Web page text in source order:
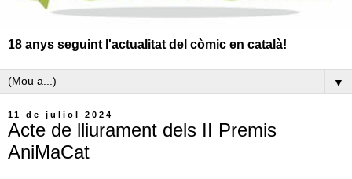
18 anys seguint l'actualitat del còmic en català!
▼
11 de juliol 2024
Acte de lliurament dels II Premis
AniMaCat